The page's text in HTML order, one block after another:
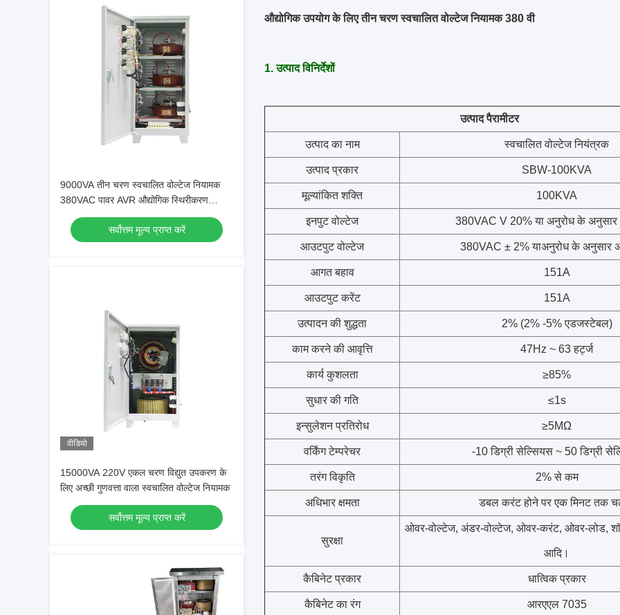
9000VA तीन चरण स्वचालित वोल्टेज नियामक
380VAC पावर AVR औद्योगिक स्थिरीकरण
कारखाना प्रत्यक्ष बिक्री
सर्वोत्तम मूल्य प्राप्त करें
वीडियो
15000VA 220V एकल चरण विद्युत उपकरण के
लिए अच्छी गुणवत्ता वाला स्वचालित वोल्टेज नियामक
सर्वोत्तम मूल्य प्राप्त करें
औद्योगिक उपयोग के लिए तीन चरण स्वचालित वोल्टेज नियामक 380 वी
1. उत्पाद विनिर्देशों
उत्पाद पैरामीटर
उत्पाद का नाम स्वचालित वोल्टेज नियंत्रक
उत्पाद प्रकार SBW-100KVA
मूल्यांकित शक्ति 100KVA
इनपुट वोल्टेज 380VAC V 20% या अनुरोध के
आउटपुट वोल्टेज 380VAC ± 2% याअनुरोध के अनुसार
आगत बहाव 151A
आउटपुट करेंट 151A
उत्पादन की शुद्धता 2% (2% -5% एडजस्टेबल)
काम करने की आवृत्ति 47Hz ~ 63 हर्ट्ज
कार्य कुशलता ≥85%
सुधार की गति ≤1s
इन्सुलेशन प्रतिरोध ≥5MΩ
वर्किंग टेम्परेचर -10 डिग्री सेल्सियस ~ 50 डिग्री
तरंग विकृति 2% से कम
अधिभार क्षमता डबल करंट होने पर एक मिनट तक
सुरक्षा
ओवर-वोल्टेज, अंडर-वोल्टेज, ओवर-करंट, ओवर-लोड,
आदि।
कैबिनेट प्रकार धात्विक प्रकार
कैबिनेट का रंग आरएएल 7035